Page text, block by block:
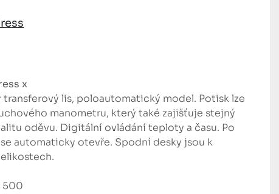
x
lis, poloautomatický model. Potisk lze
manometru, který také zajišťuje stejný
oděvu. Digitální ovládání teploty a času. Po
automaticky otevře. Spodní desky jsou k
500